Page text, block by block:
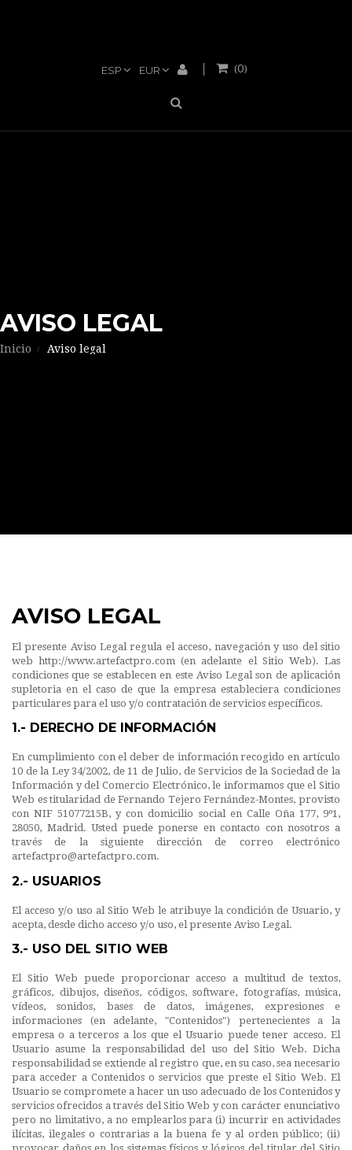
ESP EUR (0)
AVISO LEGAL
Inicio Aviso legal
AVISO LEGAL
El presente Aviso Legal regula el acceso, navegación y uso del sitio
web http://www.artefactpro.com (en adelante el Sitio Web). Las
condiciones que se establecen en este Aviso Legal son de aplicación
supletoria en el caso de que la empresa estableciera condiciones
particulares para el uso y/o contratación de servicios específicos.
1.- DERECHO DE INFORMACIÓN
En cumplimiento con el deber de información recogido en artículo
10 de la Ley 34/2002, de 11 de Julio, de Servicios de la Sociedad de la
Información y del Comercio Electrónico, le informamos que el Sitio
Web es titularidad de Fernando Tejero Fernández-Montes, provisto
con NIF 51077215B, y con domicilio social en Calle Oña 177, 9º1,
28050, Madrid. Usted puede ponerse en contacto con nosotros a
través de la siguiente dirección de correo electrónico
artefactpro@artefactpro.com.
2.- USUARIOS
El acceso y/o uso al Sitio Web le atribuye la condición de Usuario, y
acepta, desde dicho acceso y/o uso, el presente Aviso Legal.
3.- USO DEL SITIO WEB
El Sitio Web puede proporcionar acceso a multitud de textos,
gráficos, dibujos, diseños, códigos, software, fotografías, música,
vídeos, sonidos, bases de datos, imágenes, expresiones e
informaciones (en adelante, "Contenidos") pertenecientes a la
empresa o a terceros a los que el Usuario puede tener acceso. El
Usuario asume la responsabilidad del uso del Sitio Web. Dicha
responsabilidad se extiende al registro que, en su caso, sea necesario
para acceder a Contenidos o servicios que preste el Sitio Web. El
Usuario se compromete a hacer un uso adecuado de los Contenidos y
servicios ofrecidos a través del Sitio Web y con carácter enunciativo
pero no limitativo, a no emplearlos para (i) incurrir en actividades
ilícitas, ilegales o contrarias a la buena fe y al orden público; (ii)